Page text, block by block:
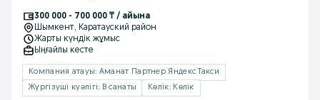
300 000 - 700 000 ₸ / айына
Шымкент, Каратауский район
Жарты күндік жұмыс
Ыңғайлы кесте
Компания атауы: Аманат Партнер Яндекс Такси
Жүргізуші куәлігі: B санаты
Көлік: Көлік